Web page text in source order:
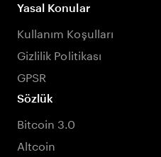
Yasal Konular
Kullanım Koşulları
Gizlilik Politikası
GPSR
Sözlük
Bitcoin 3.0
Altcoin